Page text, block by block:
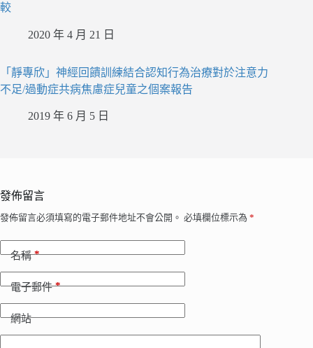
較
2020 年 4 月 21 日
「靜專欣」神經回饋訓練結合認知行為治療對於注意力
不足/過動症共病焦慮症兒童之個案報告
2019 年 6 月 5 日
發佈留言
發佈留言必須填寫的電子郵件地址不會公開。 必填欄位標示為 *
名稱*
電子郵件*
網站